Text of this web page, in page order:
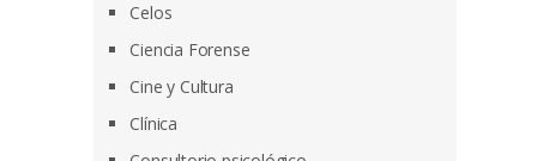
Celos
Ciencia Forense
Cine y Cultura
Clínica